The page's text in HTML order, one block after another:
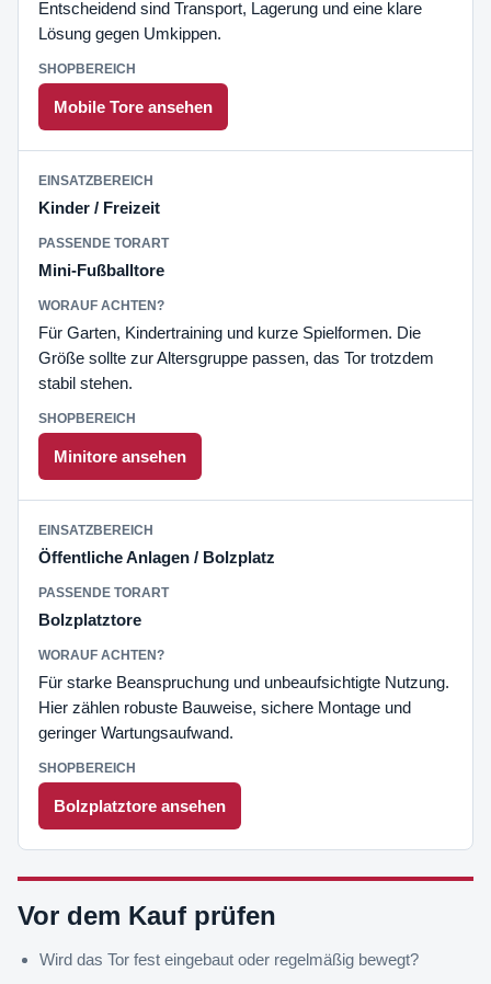
Entscheidend sind Transport, Lagerung und eine klare
Lösung gegen Umkippen.
Mobile Tore ansehen
Kinder / Freizeit
Mini-Fußballtore
Für Garten, Kindertraining und kurze Spielformen. Die
Größe sollte zur Altersgruppe passen, das Tor trotzdem
stabil stehen.
Minitore ansehen
Öffentliche Anlagen / Bolzplatz
Bolzplatztore
Für starke Beanspruchung und unbeaufsichtigte Nutzung.
Hier zählen robuste Bauweise, sichere Montage und
geringer Wartungsaufwand.
Bolzplatztore ansehen
Vor dem Kauf prüfen
Wird das Tor fest eingebaut oder regelmäßig bewegt?